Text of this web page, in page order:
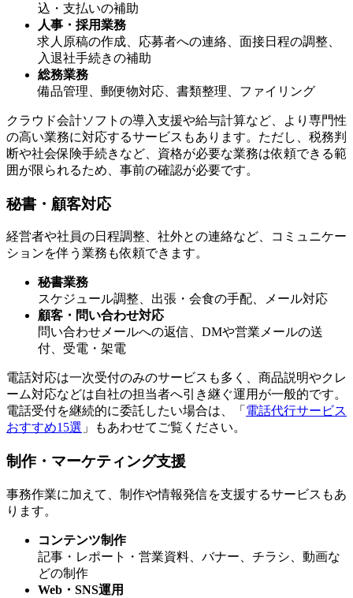
込・支払いの補助
人事・採用業務
求人原稿の作成、応募者への連絡、面接日程の調整、
入退社手続きの補助
総務業務
備品管理、郵便物対応、書類整理、ファイリング
クラウド会計ソフトの導入支援や給与計算など、より専門性
の高い業務に対応するサービスもあります。ただし、税務判
断や社会保険手続きなど、資格が必要な業務は依頼できる範
囲が限られるため、事前の確認が必要です。
秘書・顧客対応
経営者や社員の日程調整、社外との連絡など、コミュニケー
ションを伴う業務も依頼できます。
秘書業務
スケジュール調整、出張・会食の手配、メール対応
顧客・問い合わせ対応
問い合わせメールへの返信、DMや営業メールの送
付、受電・架電
電話対応は一次受付のみのサービスも多く、商品説明やクレ
ーム対応などは自社の担当者へ引き継ぐ運用が一般的です。
電話受付を継続的に委託したい場合は、「 電話代行サービス
おすすめ15選 」もあわせてご覧ください。
制作・マーケティング支援
事務作業に加えて、制作や情報発信を支援するサービスもあ
ります。
コンテンツ制作
記事・レポート・営業資料、バナー、チラシ、動画な
どの制作
Web・SNS運用